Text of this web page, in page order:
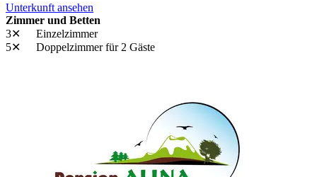
Unterkunft ansehen
Zimmer und Betten
3✕
Einzelzimmer
5✕
Doppelzimmerfür 2 Gäste